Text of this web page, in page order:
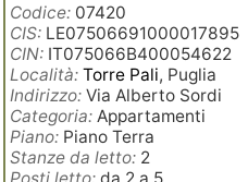
Codice: 07420
CIS: LE07506691000017895
CIN: IT075066B400054622
Località: Torre Pali, Puglia
Indirizzo: Via Alberto Sordi
Categoria: Appartamenti
Piano: Piano Terra
Stanze da letto: 2